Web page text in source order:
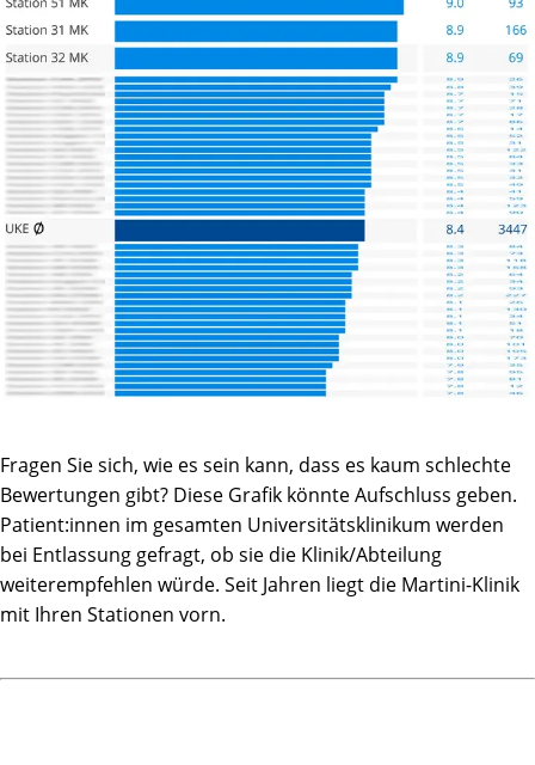
Fragen Sie sich, wie es sein kann, dass es kaum schlechte
Bewertungen gibt? Diese Grafik könnte Aufschluss geben.
Patient:innen im gesamten Universitätsklinikum werden
bei Entlassung gefragt, ob sie die Klinik/Abteilung
weiterempfehlen würde. Seit Jahren liegt die Martini-Klinik
mit Ihren Stationen vorn.